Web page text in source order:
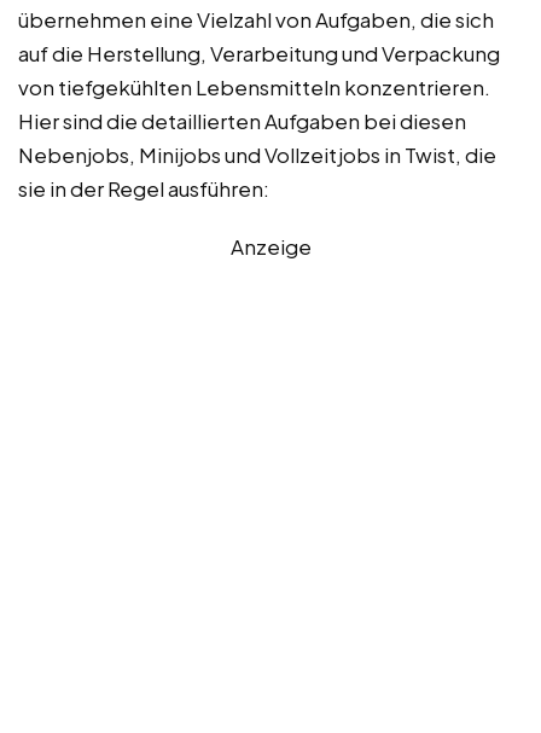
übernehmen eine Vielzahl von Aufgaben, die sich
auf die Herstellung, Verarbeitung und Verpackung
von tiefgekühlten Lebensmitteln konzentrieren.
Hier sind die detaillierten Aufgaben bei diesen
Nebenjobs, Minijobs und Vollzeitjobs in Twist, die
sie in der Regel ausführen:
Anzeige